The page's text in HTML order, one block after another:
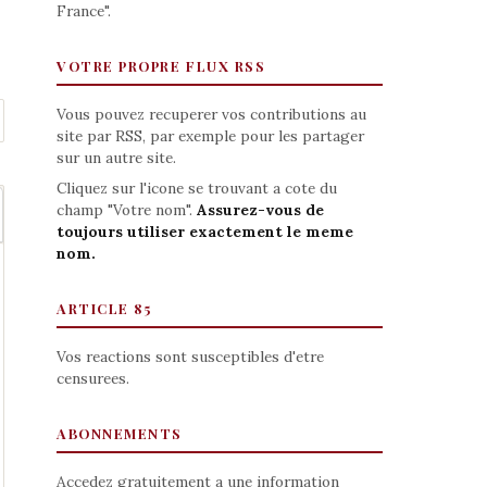
France".
VOTRE PROPRE FLUX RSS
Vous pouvez recuperer vos contributions au
site par RSS, par exemple pour les partager
sur un autre site.
Cliquez sur l'icone se trouvant a cote du
champ "Votre nom". Assurez-vous de
toujours utiliser exactement le meme
nom.
ARTICLE 85
Vos reactions sont susceptibles d'etre
censurees.
ABONNEMENTS
Accedez gratuitement a une information